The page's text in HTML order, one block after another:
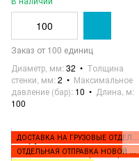
Заказ от 100 единиц
Диаметр, мм 32
Толщина
стенки, мм 2
Максимальное
давление (бар) 10
Длина, м
100
ДОСТАВКА НА ГРУЗОВЫЕ ОТДЕЛЕНИЯ
ОТДЕЛЬНАЯ ОТПРАВКА НОВОЙ ПОЧТОЙ